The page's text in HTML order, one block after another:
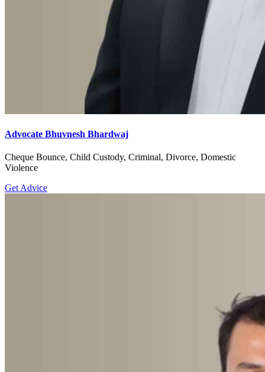
Advocate Bhuvnesh Bhardwaj
Cheque Bounce, Child Custody, Criminal, Divorce, Domestic
Violence
Get Advice